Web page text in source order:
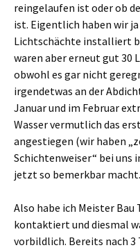
reingelaufen ist oder ob
ist. Eigentlich haben wir
Lichtschächte installiert
waren aber erneut gut 30
obwohl es gar nicht
irgendetwas an der
Januar und im Februar
Wasser vermutlich das
angestiegen (wir haben
Schichtenweiser“ bei uns
jetzt so bemerkbar macht.
Also habe ich Meister
kontaktiert und diesmal
vorbildlich. Bereits nach